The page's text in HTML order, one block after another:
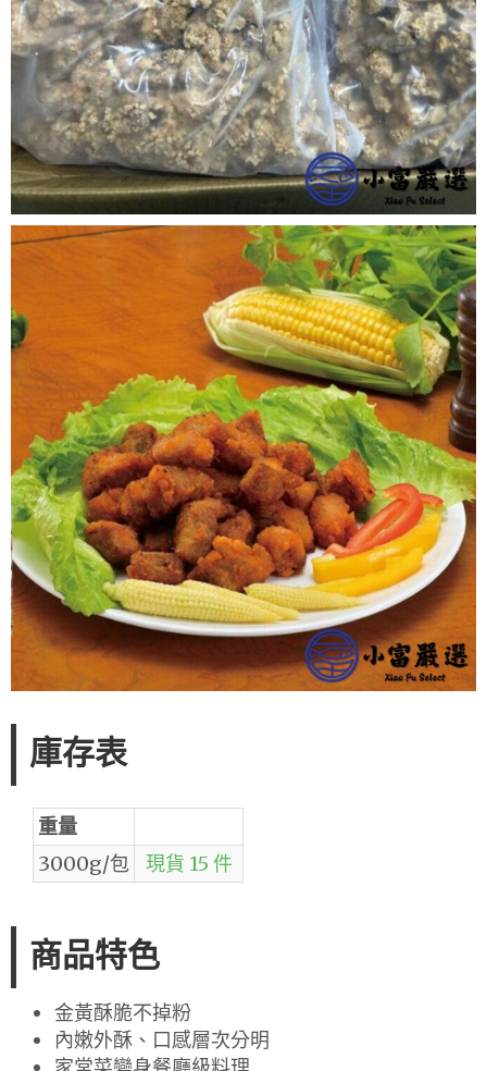
庫存表
重量
3000g/包
現貨 15 件
商品特色
金黃酥脆不掉粉
內嫩外酥、口感層次分明